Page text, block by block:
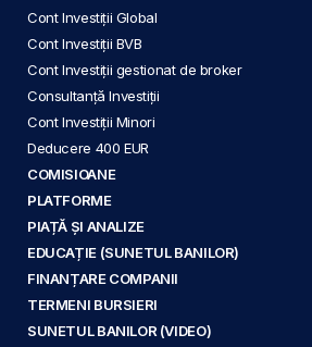
Cont Investiții Global
Cont Investiții BVB
Cont Investiții gestionat de broker
Consultanță Investiții
Cont Investiții Minori
Deducere 400 EUR
COMISIOANE
PLATFORME
PIAȚĂ ȘI ANALIZE
EDUCAȚIE (SUNETUL BANILOR)
FINANȚARE COMPANII
TERMENI BURSIERI
SUNETUL BANILOR (VIDEO)